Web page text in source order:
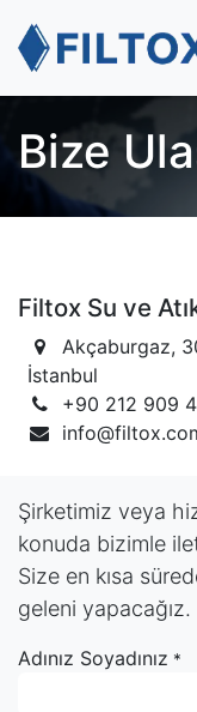
Bize
Filtox Su ve
Akçaburgaz,
İstanbul
+90 212 909
Şirketimiz veya
konuda bizimle
Size en kısa
geleni yapacağız.
Adınız Soyadınız *